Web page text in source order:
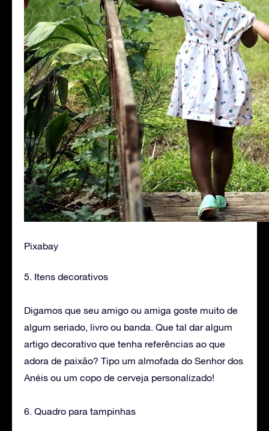
Pixabay
5. Itens decorativos
Digamos que seu amigo ou amiga goste muito de
algum seriado, livro ou banda. Que tal dar algum
artigo decorativo que tenha referências ao que
adora de paixão? Tipo um almofada do Senhor dos
Anéis ou um copo de cerveja personalizado!
6. Quadro para tampinhas